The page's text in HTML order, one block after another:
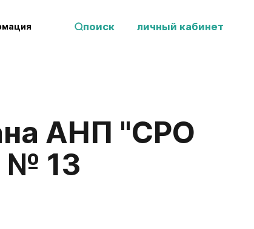
поиск личный кабинет
АНП "СРО
№ 13